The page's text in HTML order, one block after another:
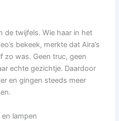
de twijfels. Wie haar in het
bekeek, merkte dat Aira’s
zo was. Geen truc, geen
echte gezichtje. Daardoor
en gingen steeds meer
en lampen